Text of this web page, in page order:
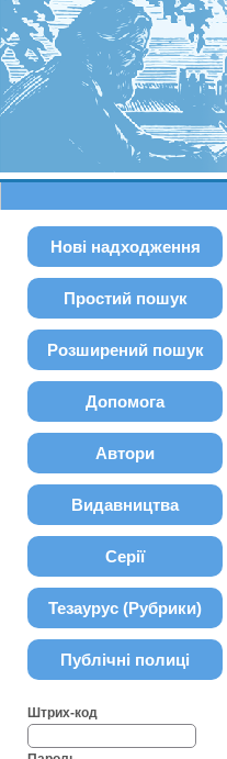
Нові надходження
Простий пошук
Розширений пошук
Допомога
Автори
Видавництва
Серії
Тезаурус (Рубрики)
Публічні полиці
Штрих-код